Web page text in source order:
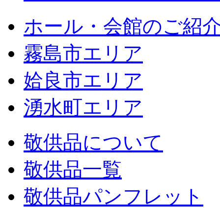
ホール・会館のご紹
霧島市エリア
姶良市エリア
湧水町エリア
敬供品について
敬供品一覧
敬供品パンフレット